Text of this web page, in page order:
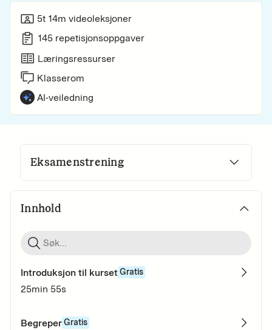
5t 14m videoleksjoner
145 repetisjonsoppgaver
Læringsressurser
Klasserom
AI-veiledning
Innhold
Introduksjon til kursetGratis
25min 55s
BegreperGratis
Eksamenstrening